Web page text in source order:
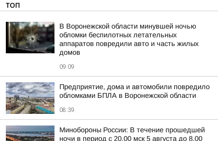
ТОП
В Воронежской области минувшей ночью
обломки беспилотных летательных
аппаратов повредили авто и часть жилых
домов
09:09
Предприятие, дома и автомобили повредило
обломками БПЛА в Воронежской области
08:39
Минобороны России: В течение прошедшей
ночи в период с 20.00 мск 5 августа до 8.00